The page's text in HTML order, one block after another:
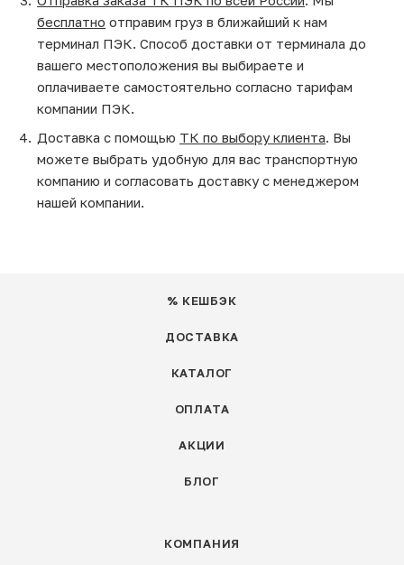
бесплатно отправим груз в ближайший к нам
терминал ПЭК. Способ доставки от терминала до
вашего местоположения вы выбираете и
оплачиваете самостоятельно согласно тарифам
компании ПЭК.
Доставка с помощью ТК по выбору клиента. Вы
можете выбрать удобную для вас транспортную
компанию и согласовать доставку с менеджером
нашей компании.
% КЕШБЭК
ДОСТАВКА
КАТАЛОГ
ОПЛАТА
АКЦИИ
БЛОГ
КОМПАНИЯ